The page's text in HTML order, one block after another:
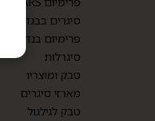
סיגרים בבנדלים
פרימיום בנדלים
סיגרלות
טבק ומוצריו
מארזי סיגרים
טבק לגילגול